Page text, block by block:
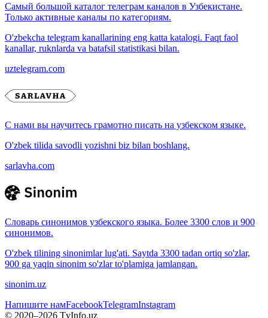
Самый большой каталог телеграм каналов в Узбекистане.
Только активные каналы по категориям.
O'zbekcha telegram kanallarining eng katta katalogi. Faqt faol
kanallar, ruknlarda va batafsil statistikasi bilan.
uztelegram.com
С нами вы научитесь грамотно писать на узбекском языке.
O'zbek tilida savodli yozishni biz bilan boshlang.
sarlavha.com
Словарь синонимов узбекского языка. Более 3300 слов и 900
синонимов.
O'zbek tilining sinonimlar lug'ati. Saytda 3300 tadan ortiq so'zlar,
900 ga yaqin sinonim so'zlar to'plamiga jamlangan.
sinonim.uz
Напишите намFacebookTelegramInstagram
© 2020–2026 TvInfo.uz